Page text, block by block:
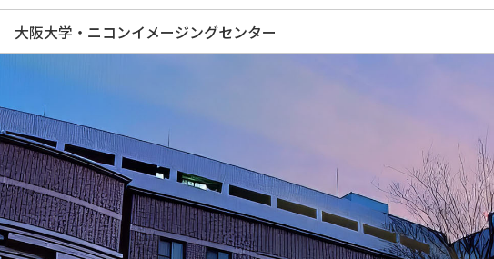
大阪大学・ニコンイメージングセンター